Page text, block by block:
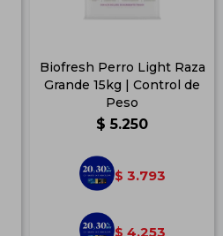
Biofresh Perro Light Raza
Grande 15kg | Control de
Peso
$ 5.250
$ 3.793
$ 4.253